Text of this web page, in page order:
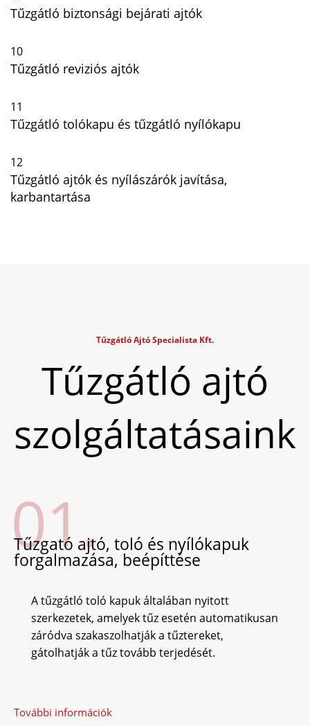
Tűzgátló biztonsági bejárati ajtók
10
Tűzgátló reviziós ajtók
11
Tűzgátló tolókapu és tűzgátló nyílókapu
12
Tűzgátló ajtók és nyílászárók javítása,
karbantartása
Tűzgátló Ajtó Specialista Kft.
Tűzgátló ajtó
szolgáltatásaink
01.
Tűzgató ajtó, toló és nyílókapuk
forgalmazása, beépíttése
A tűzgátló toló kapuk általában nyitott
szerkezetek, amelyek tűz esetén automatikusan
záródva szakaszolhatják a tűztereket,
gátolhatják a tűz tovább terjedését.
További információk